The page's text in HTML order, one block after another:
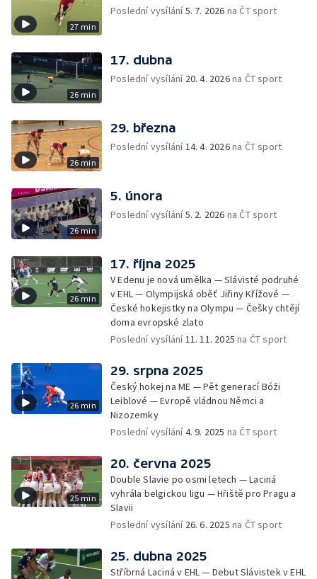
27 min
Poslední vysílání5. 7. 2026 na ČT sport
26 min
17. dubna
Poslední vysílání 20. 4. 2026na ČT sport
26 min
29. března
Poslední vysílání14. 4. 2026na ČT sport
26 min
5. února
Poslední vysílání5. 2. 2026 na ČT sport
26 min
17. října 2025
V Edenu je nová umělka — Slávisté podruhé
v EHL — Olympijská oběť Jiřiny Křížové —
České hokejistky na Olympu — Češky chtějí
doma evropské zlato
Poslední vysílání11. 11. 2025 na ČT sport
26 min
29. srpna 2025
Český hokej na ME — Pět generací Bóži
Leiblové — Evropě vládnou Němci a
Nizozemky
Poslední vysílání4. 9. 2025 na ČT sport
25 min
20. června 2025
Double Slavie po osmi letech — Laciná
vyhrála belgickou ligu — Hřiště pro Pragu a
Slavii
Poslední vysílání 26. 6. 2025 na ČT sport
25. dubna 2025
Stříbrná Laciná v EHL — Debut Slávistek v EHL